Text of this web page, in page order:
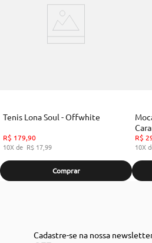
Tenis Lona Soul - Offwhite
R$ 179,90
10
R$ 17,99
Comprar
R$
10
Cadastre-se na nossa